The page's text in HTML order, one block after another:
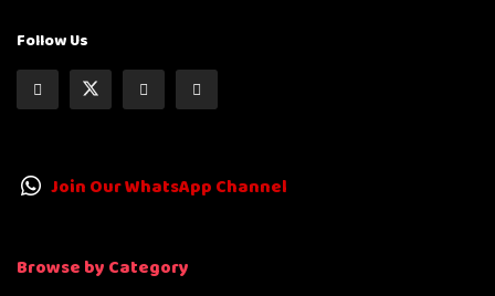
Follow Us
Join Our WhatsApp Channel
Browse by Category